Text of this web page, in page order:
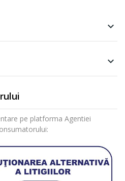


pe platforma Agentiei